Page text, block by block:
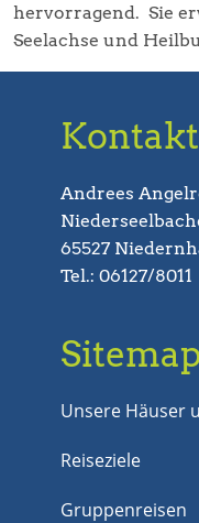
hervorragend. Sie
Seelachse und
Kontakt
Andrees
65527
Tel.: 06127/8011
Sitemap
Unsere Häuser
Reiseziele
Gruppenreisen